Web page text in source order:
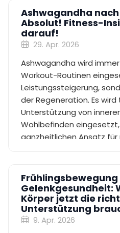
Ashwagandha
Absolut! Fitness-
darauf!
29. Apr. 2026
Ashwagandha wird
Workout-Routinen
Leistungssteigerung,
der Regeneration. Es
Unterstützung von
Wohlbefinden
ganzheitlichen Ansatz für
Frühlingsbewegung
Gelenkgesundheit:
Körper jetzt die
Unterstützung
9. Apr. 2026